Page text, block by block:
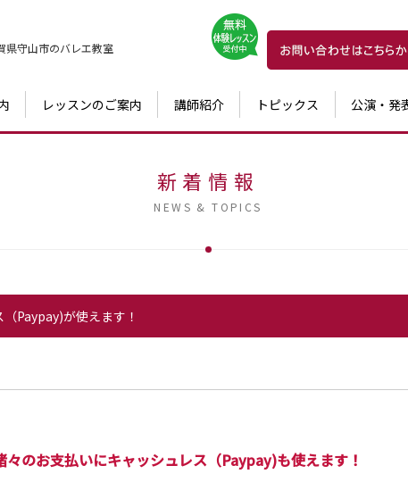
県守山市のバレエ教室
レッスンのご案内 講師紹介 トピックス 公演・発
新着情報
NEWS & TOPICS
Paypay)が使えます！
のお支払いにキャッシュレス（Paypay)も使えます！